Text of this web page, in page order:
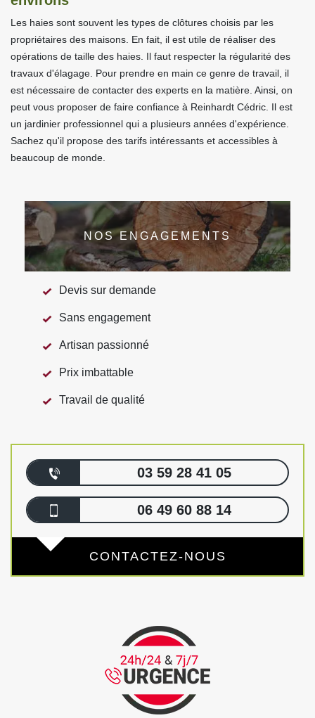
Les haies sont souvent les types de clôtures choisis par les
propriétaires des maisons. En fait, il est utile de réaliser des
opérations de taille des haies. Il faut respecter la régularité des
travaux d'élagage. Pour prendre en main ce genre de travail, il
est nécessaire de contacter des experts en la matière. Ainsi, on
peut vous proposer de faire confiance à Reinhardt Cédric. Il est
un jardinier professionnel qui a plusieurs années d'expérience.
Sachez qu'il propose des tarifs intéressants et accessibles à
beaucoup de monde.
NOS ENGAGEMENTS
Devis sur demande
Sans engagement
Artisan passionné
Prix imbattable
Travail de qualité
03 59 28 41 05
06 49 60 88 14
CONTACTEZ-NOUS